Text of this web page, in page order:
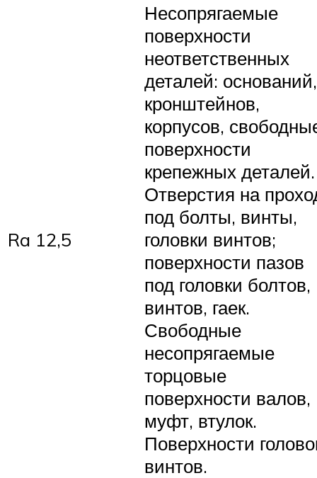
Ra 12,5
Несопрягаемые
поверхности
неответственных
деталей: оснований,
кронштейнов,
корпусов,
поверхности
крепежных деталей.
Отверстия на
под болты, винты,
головки винтов;
поверхности пазов
под головки болтов,
винтов, гаек.
Свободные
несопрягаемые
торцовые
поверхности валов,
муфт, втулок.
Поверхности
винтов.